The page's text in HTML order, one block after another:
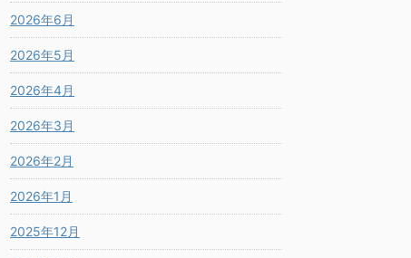
2026年6月
2026年5月
2026年4月
2026年3月
2026年2月
2026年1月
2025年12月